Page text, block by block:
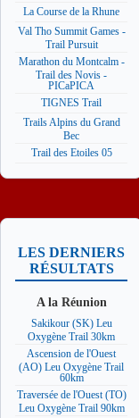
La Course de la Rhune
Val Tho Summit Games -
Trail Pursuit
Marathon du Montcalm -
Trail des Novis -
PICaPICA
TIGNES Trail
Trails Alpins du Grand
Bec
Trail des Etoiles 05
LES DERNIERS
RÉSULTATS
A la Réunion
Sakikour (SK) Leu
Oxygène Trail 30km
Ascension de l'Ouest
(AO) Leu Oxygène Trail
60km
Traversée de l'Ouest (TO)
Leu Oxygène Trail 90km